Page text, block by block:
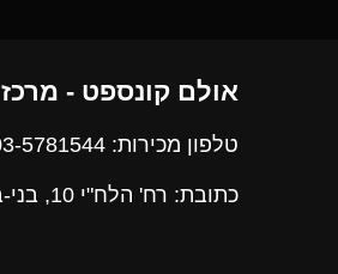
אולם קונספט - מרכז
טלפון מכירות: 03-5781544
כתובת: רח' הלח"י 10, בני-ברק